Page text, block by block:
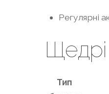
Регулярні
Тип